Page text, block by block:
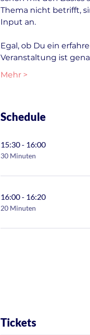
Thema nicht betrifft,
Input an.
Egal, ob Du ein
Veranstaltung ist
Mehr >
Schedule
15:30 - 16:00
30 Minuten
16:00 - 16:20
20 Minuten
Tickets